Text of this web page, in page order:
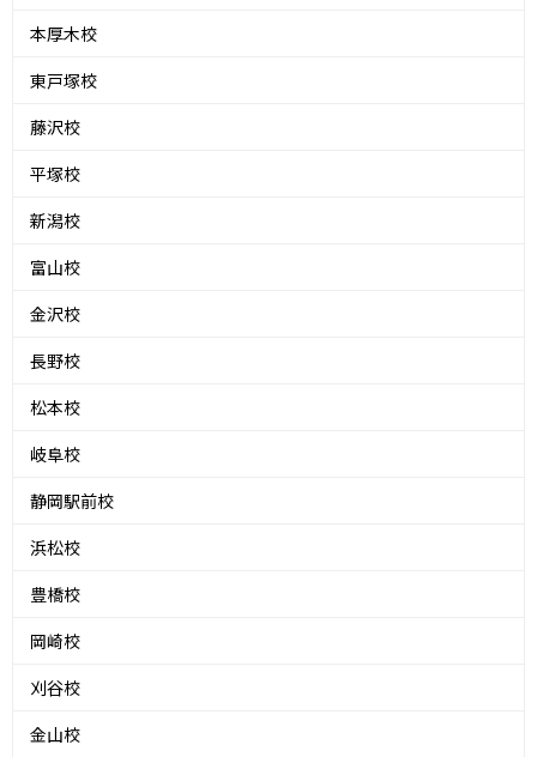
本厚木校
東戸塚校
藤沢校
平塚校
新潟校
富山校
金沢校
長野校
松本校
岐阜校
静岡駅前校
浜松校
豊橋校
岡崎校
刈谷校
金山校